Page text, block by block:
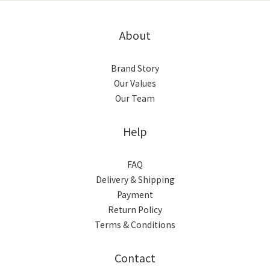
About
Brand Story
Our Values
Our Team
Help
FAQ
Delivery & Shipping
Payment
Return Policy
Terms & Conditions
Contact